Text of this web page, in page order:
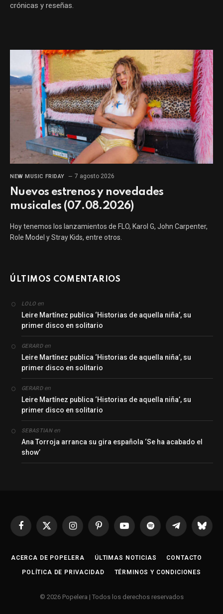
crónicas y reseñas.
NEW MUSIC FRIDAY 7 agosto 2026
Nuevos estrenos y novedades
musicales (07.08.2026)
Hoy tenemos los lanzamientos de FLO, Karol G, John Carpenter,
Role Model y Stray Kids, entre otros.
ÚLTIMOS COMENTARIOS
LOLO en
Leire Martínez publica ‘Historias de aquella niña’, su
primer disco en solitario
GERARDen
Leire Martínez publica ‘Historias de aquella niña’, su
primer disco en solitario
GERARDen
Leire Martínez publica ‘Historias de aquella niña’, su
primer disco en solitario
SEBASTIANen
Ana Torroja arranca su gira española ‘Se ha acabado el
show’
Facebook
X
InstagramPinterestYouTubeSpotify Telegrama
ACERCA DE POPELERA ÚLTIMAS NOTICIAS CONTACTO
POLÍTICA DE PRIVACIDAD TÉRMINOS Y CONDICIONES
© 2026 Popelera | Todos los derechos reservados